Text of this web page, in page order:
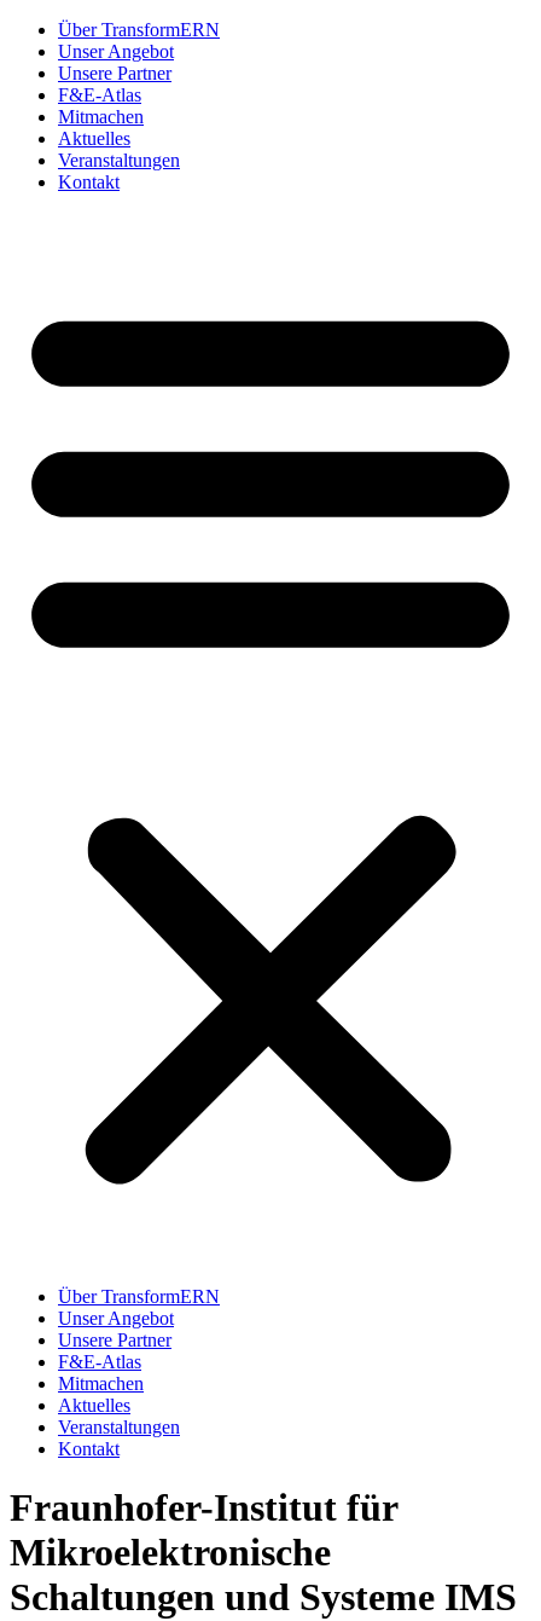
Über TransformERN
Unser Angebot
Unsere Partner
F&E-Atlas
Mitmachen
Aktuelles
Veranstaltungen
Kontakt
Über TransformERN
Unser Angebot
Unsere Partner
F&E-Atlas
Mitmachen
Aktuelles
Veranstaltungen
Kontakt
Fraunhofer-Institut für
Mikroelektronische
Schaltungen und Systeme IMS